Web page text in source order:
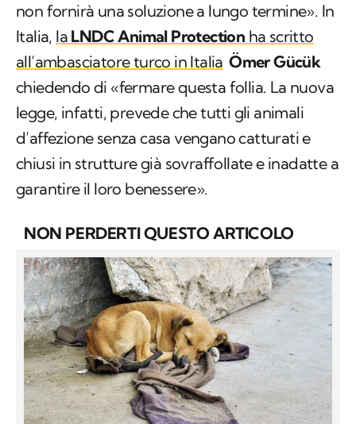
non fornirà una soluzione a lungo termine». In
Italia, la LNDC Animal Protection ha scritto
all’ambasciatore turco in Italia Ömer Gücük
chiedendo di «fermare questa follia. La nuova
legge, infatti, prevede che tutti gli animali
d’affezione senza casa vengano catturati e
chiusi in strutture già sovraffollate e inadatte a
garantire il loro benessere».
NON PERDERTI QUESTO ARTICOLO